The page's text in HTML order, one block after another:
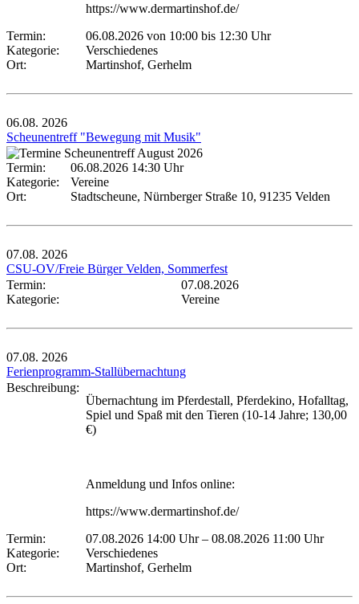
https://www.dermartinshof.de/
Termin:
06.08.2026 von 10:00 bis 12:30 Uhr
Kategorie:
Verschiedenes
Ort:
Martinshof, Gerhelm
06.08. 2026
Scheunentreff "Bewegung mit Musik"
Termin:
06.08.2026 14:30 Uhr
Kategorie:
Vereine
Ort:
Stadtscheune, Nürnberger Straße 10, 91235 Velden
07.08. 2026
CSU-OV/Freie Bürger Velden, Sommerfest
Termin:
07.08.2026
Kategorie:
Vereine
07.08. 2026
Ferienprogramm-Stallübernachtung
Beschreibung:
Übernachtung im Pferdestall, Pferdekino, Hofalltag,
Spiel und Spaß mit den Tieren (10-14 Jahre; 130,00
€)
Anmeldung und Infos online:
https://www.dermartinshof.de/
Termin:
07.08.2026 14:00 Uhr– 08.08.2026 11:00 Uhr
Kategorie:
Verschiedenes
Ort:
Martinshof, Gerhelm